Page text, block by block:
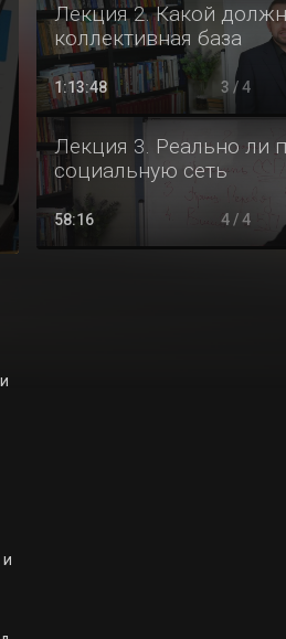
Лекция 2. Какой
коллективная база
1:13:48 3 / 4
Лекция 3. Реально ли
социальную сеть
58:16 4 / 4